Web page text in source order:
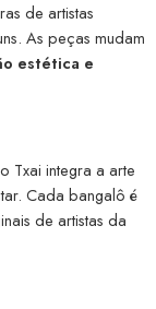
de artistas
As peças mudam
estética e
Txai integra a arte
Cada bangalô é
de artistas da